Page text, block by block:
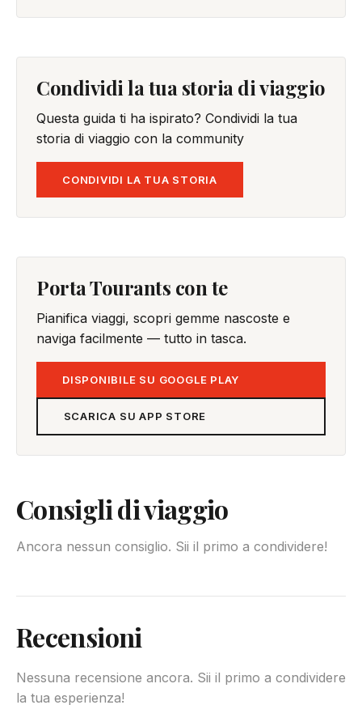
Condividi la tua storia di viaggio
Questa guida ti ha ispirato? Condividi la tua
storia di viaggio con la community
CONDIVIDI LA TUA STORIA
Porta Tourants con te
Pianifica viaggi, scopri gemme nascoste e
naviga facilmente — tutto in tasca.
DISPONIBILE SU GOOGLE PLAY
SCARICA SU APP STORE
Consigli di viaggio
Ancora nessun consiglio. Sii il primo a condividere!
Recensioni
Nessuna recensione ancora. Sii il primo a condividere
la tua esperienza!